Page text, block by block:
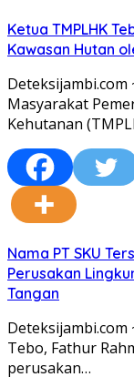
Ketua TMPLHK
Kawasan Hutan
Masyarakat
Kehutanan
Nama PT SKU
Perusakan
Tangan
Deteksijambi.com
Tebo, Fathur
perusakan…